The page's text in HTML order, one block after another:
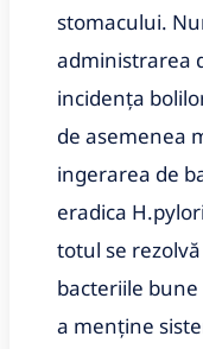
stomacului.
administrarea
incidența
de asemenea
ingerarea de
eradica
totul se
bacteriile
a menține